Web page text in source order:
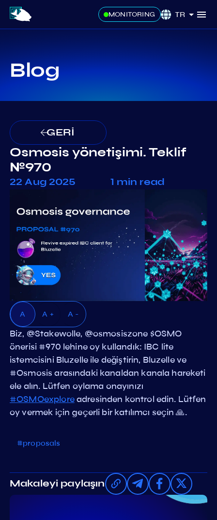
MONITORING TR
Blog
GERİ
Osmosis yönetişimi. Teklif
№970
22 Aug 2025 1 min read
A A + A -
Biz, @Stakewolle, @osmosiszone $OSMO
önerisi #970 lehine oy kullandık: IBC lite
istemcisini Bluzelle ile değiştirin, Bluzelle ve
#Osmosis arasındaki kanaldan kanala hareketi
ele alın. Lütfen oylama onayınızı
#OSMOexploreadresinden kontrol edin. Lütfen
oy vermek için geçerli bir katılımcı seçin 🙏.
#proposals
Makaleyi paylaşın